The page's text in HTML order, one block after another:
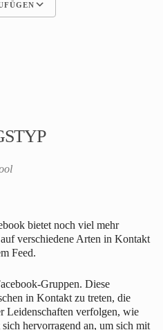
bietet noch viel mehr
verschiedene Arten in Kontakt
Feed.
Gruppen. Diese
in Kontakt zu treten, die
Leidenschaften verfolgen, wie
hervorragend an, um sich mit